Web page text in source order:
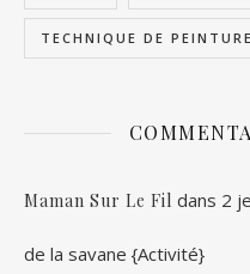
TECHNIQUE DE PEINTURE
Maman Sur Le Fil dans 2
de la savane {Activité}